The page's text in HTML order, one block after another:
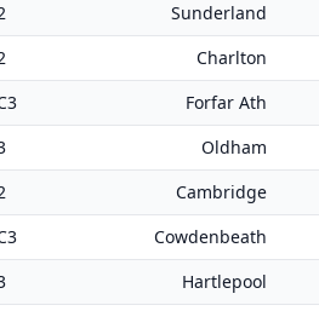
Sunderland
Charlton
Forfar Ath
Oldham
Cambridge
Cowdenbeath
Hartlepool